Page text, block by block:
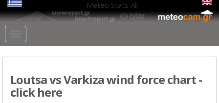
Meteo Stats All
Loutsa vs Varkiza wind force chart -
click here